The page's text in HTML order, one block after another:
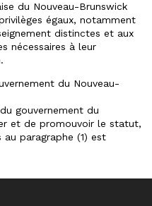
du Nouveau-Brunswick
égaux, notamment
distinctes et aux
nécessaires à leur
du Nouveau-
gouvernement du
et de promouvoir le statut,
paragraphe (1) est